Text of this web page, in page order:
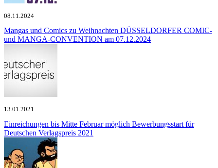
08.11.2024
Mangas und Comics zu Weihnachten DÜSSELDORFER COMIC-
und MANGA-CONVENTION am 07.12.2024
13.01.2021
Einreichungen bis Mitte Februar möglich Bewerbungsstart für
Deutschen Verlagspreis 2021